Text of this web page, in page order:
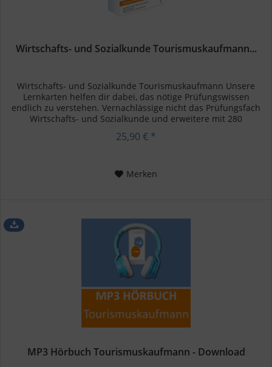
Wirtschafts- und Sozialkunde Tourismuskaufmann...
Wirtschafts- und Sozialkunde Tourismuskaufmann Unsere
Lernkarten helfen dir dabei, das nötige Prüfungswissen
endlich zu verstehen. Vernachlässige nicht das Prüfungsfach
Wirtschafts- und Sozialkunde und erweitere mit 280
Lernkarten...
25,90 € *
Merken
MP3 Hörbuch Tourismuskaufmann - Download